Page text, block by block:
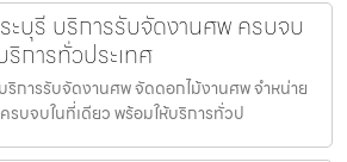
ะบุรี บริการรับจัดงานศพ ครบจบ
การทั่วประเทศ
ริการรับจัดงานศพ จัดดอกไม้งานศพ จำหน่าย
รบจบในที่เดียว พร้อมให้บริการทั่วป